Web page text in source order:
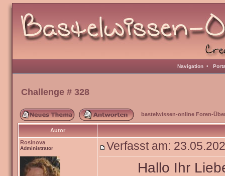
Navigation •
Challenge # 328
bastelwissen-online Foren-
Autor
Rosinova
Administrator Verfasst am:
Hallo Ihr